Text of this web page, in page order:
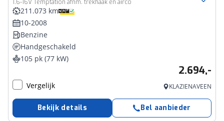
1.6-16V Temptation afnm. trekhaak en airco
211.073 km
10-2008
Benzine
Handgeschakeld
105 pk (77 kW)
2.694,-
Vergelijk KLAZIENAVEEN
Bekijk details Bel aanbieder